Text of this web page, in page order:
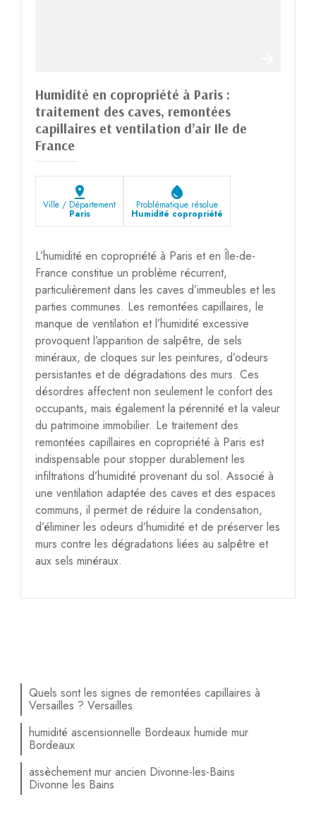
Humidité en copropriété à Paris :
traitement des caves, remontées
capillaires et ventilation d’air Ile de
France
pin_drop
Ville / Département
Paris
water_drop
Problématique résolue
Humidité copropriété
L’humidité en copropriété à Paris et en Île-de-
France constitue un problème récurrent,
particulièrement dans les caves d’immeubles et les
parties communes. Les remontées capillaires, le
manque de ventilation et l’humidité excessive
provoquent l’apparition de salpêtre, de sels
minéraux, de cloques sur les peintures, d’odeurs
persistantes et de dégradations des murs. Ces
désordres affectent non seulement le confort des
occupants, mais également la pérennité et la valeur
du patrimoine immobilier. Le traitement des
remontées capillaires en copropriété à Paris est
indispensable pour stopper durablement les
infiltrations d’humidité provenant du sol. Associé à
une ventilation adaptée des caves et des espaces
communs, il permet de réduire la condensation,
d’éliminer les odeurs d’humidité et de préserver les
murs contre les dégradations liées au salpêtre et
aux sels minéraux.
Quels sont les signes de remontées capillaires à
Versailles ? Versailles
humidité ascensionnelle Bordeaux humide mur
Bordeaux
assèchement mur ancien Divonne-les-Bains
Divonne les Bains